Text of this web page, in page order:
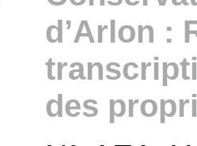
d’Arlon :
des